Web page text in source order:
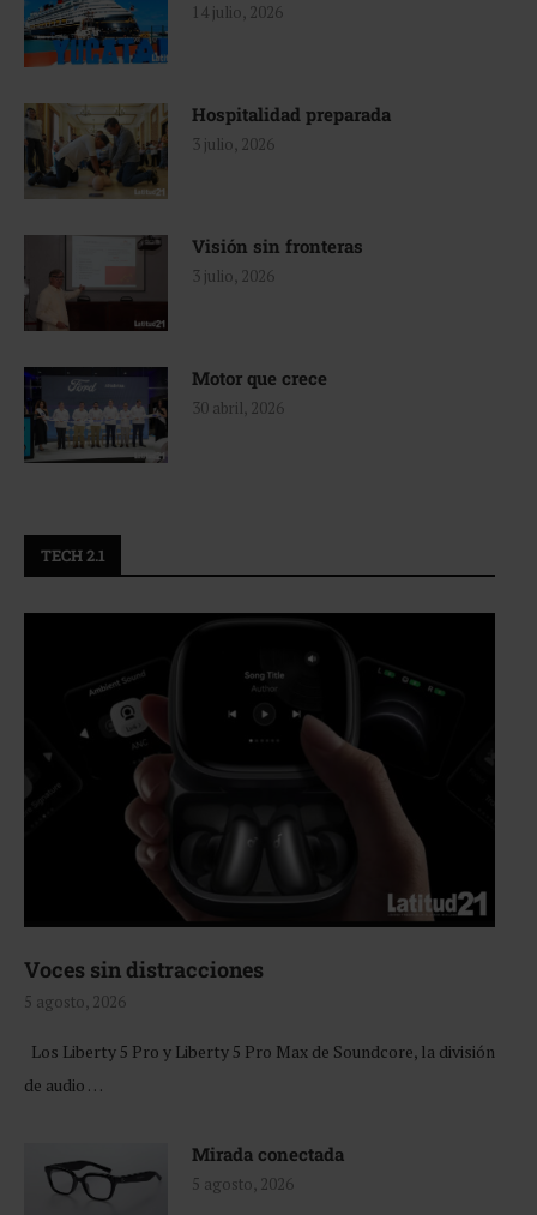
14 julio, 2026
Hospitalidad preparada
3 julio, 2026
Visión sin fronteras
3 julio, 2026
Motor que crece
30 abril, 2026
TECH 2.1
Voces sin distracciones
5 agosto, 2026
Los Liberty 5 Pro y Liberty 5 Pro Max de Soundcore, la división
de audio …
Mirada conectada
5 agosto, 2026